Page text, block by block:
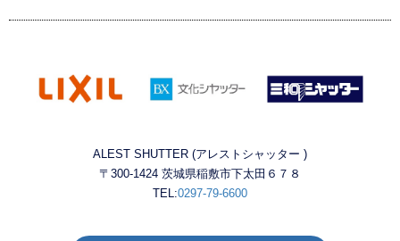
ALEST SHUTTER (アレストシャッター )
〒300-1424 茨城県稲敷市下太田６７８
TEL:0297-79-6600